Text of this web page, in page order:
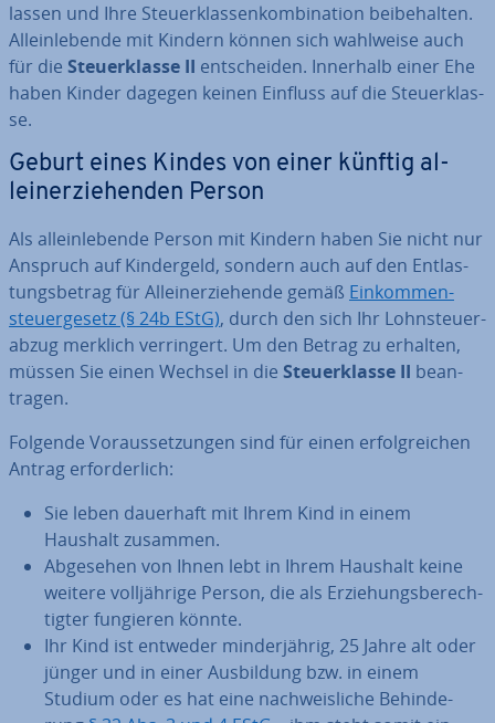
lassen und Ihre Steu­er­klas­sen­kom­bi­na­ti­on bei­be­hal­ten.
Al­lein­le­ben­de mit Kindern können sich wahlweise auch
für die Steu­er­klas­se II ent­schei­den. Innerhalb einer Ehe
haben Kinder dagegen keinen Einfluss auf die Steu­er­klas­
se.
Geburt eines Kindes von einer künftig al­
lein­er­zie­hen­den Person
Als al­lein­le­ben­de Person mit Kindern haben Sie nicht nur
Anspruch auf Kin­der­geld, sondern auch auf den Ent­las­
tungs­be­trag für Al­lein­er­zie­hen­de gemäß Ein­kom­men­
steu­er­ge­setz (§ 24b EStG), durch den sich Ihr Lohn­steu­er­
ab­zug merklich ver­rin­gert. Um den Betrag zu erhalten,
müssen Sie einen Wechsel in die Steu­er­klas­se II be­an­
tra­gen.
Folgende Vor­aus­set­zun­gen sind für einen er­folg­rei­chen
Antrag er­for­der­lich:
Sie leben dauerhaft mit Ihrem Kind in einem
Haushalt zusammen.
Abgesehen von Ihnen lebt in Ihrem Haushalt keine
weitere voll­jäh­ri­ge Person, die als Er­zie­hungs­be­rech­
tig­ter fungieren könnte.
Ihr Kind ist entweder min­der­jäh­rig, 25 Jahre alt oder
jünger und in einer Aus­bil­dung bzw. in einem
Studium oder es hat eine nach­weis­li­che Be­hin­de­